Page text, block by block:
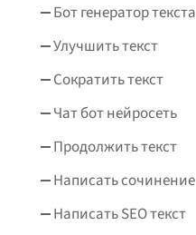
Бот генератор текста
Улучшить текст
Сократить текст
Чат бот нейросеть
Продолжить текст
Написать сочинение
Написать SEO текст